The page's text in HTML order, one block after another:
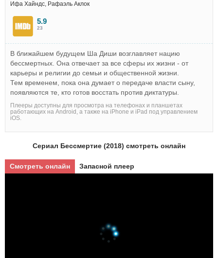
Ифа Хайндс, Рафаэль Аклок
5.9
23
В ближайшем будущем Ша Диши возглавляет нацию
бессмертных. Она отвечает за все сферы их жизни - от
карьеры и религии до семьи и общественной жизни.
Тем временем, пока она думает о передаче власти сыну,
появляются те, кто готов восстать против диктатуры.
Плееры доступны для просмотра на телефонах и планшетах
работающих на Android, а также на iPhone и iPad под управлением
iOS.
Сериал Бессмертие (2018) смотреть онлайн
Смотреть онлайн Запасной плеер